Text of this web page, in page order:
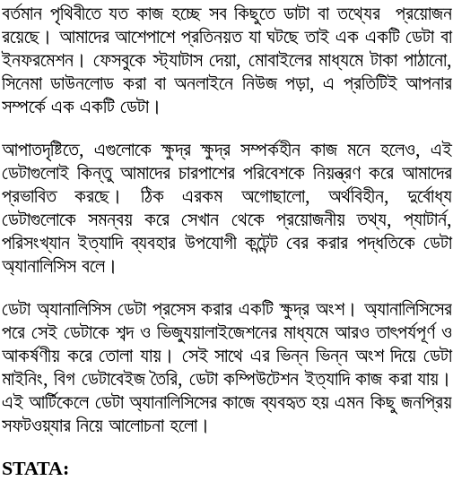
বর্তমান পৃথিবীতে যত কাজ হচ্ছে সব কিছুতে ডাটা বা তথ্যের প্রয়োজন
রয়েছে। আমাদের আশেপাশে প্রতিনয়ত যা ঘটছে তাই এক একটি ডেটা বা
ইনফরমেশন। ফেসবুকে স্ট্যাটাস দেয়া, মোবাইলের মাধ্যমে টাকা পাঠানো,
সিনেমা ডাউনলোড করা বা অনলাইনে নিউজ পড়া, এ প্রতিটিই আপনার
সম্পর্কে এক একটি ডেটা।
আপাতদৃষ্টিতে, এগুলোকে ক্ষুদ্র ক্ষুদ্র সম্পর্কহীন কাজ মনে হলেও, এই
ডেটাগুলোই কিন্তু আমাদের চারপাশের পরিবেশকে নিয়ন্ত্রণ করে আমাদের
প্রভাবিত করছে। ঠিক এরকম অগোছালো, অর্থবিহীন, দুর্বোধ্য
ডেটাগুলোকে সমন্বয় করে সেখান থেকে প্রয়োজনীয় তথ্য, প্যাটার্ন,
পরিসংখ্যান ইত্যাদি ব্যবহার উপযোগী কন্টেন্ট বের করার পদ্ধতিকে ডেটা
অ্যানালিসিস বলে।
ডেটা অ্যানালিসিস ডেটা প্রসেস করার একটি ক্ষুদ্র অংশ। অ্যানালিসিসের
পরে সেই ডেটাকে শব্দ ও ভিজ্যুয়ালাইজেশনের মাধ্যমে আরও তাৎপর্যপূর্ণ ও
আকর্ষণীয় করে তোলা যায়। সেই সাথে এর ভিন্ন ভিন্ন অংশ দিয়ে ডেটা
মাইনিং, বিগ ডেটাবেইজ তৈরি, ডেটা কম্পিউটেশন ইত্যাদি কাজ করা যায়।
এই আর্টিকেলে ডেটা অ্যানালিসিসের কাজে ব্যবহৃত হয় এমন কিছু জনপ্রিয়
সফটওয়্যার নিয়ে আলোচনা হলো।
STATA: